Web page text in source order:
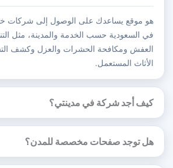
هو موقع يساعدك على الوصول إلى شركات
في السعودية حسب الخدمة والمدينة، مثل
العفش ومكافحة الحشرات والعزل وكشف
الأثاث المستعمل.
كيف أجد شركة في مدينتي؟
هل توجد صفحات مخصصة للمدن؟